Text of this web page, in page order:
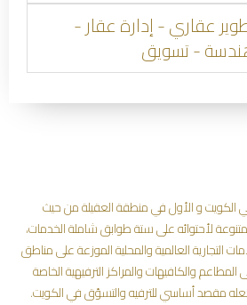
عقاري - إدارة عقار -
- تسويق
الكويت و الأول في منطقة العقيلة من حيث
لأحتوائه على ستة طوابق شاملة الخدمات،
العالمية والمحلية الموزعة على مناطق
والكافيهات والمراكز الترفيهية الخاصة
مقصد أساسي للترفيه والتسوّق في الكويت.